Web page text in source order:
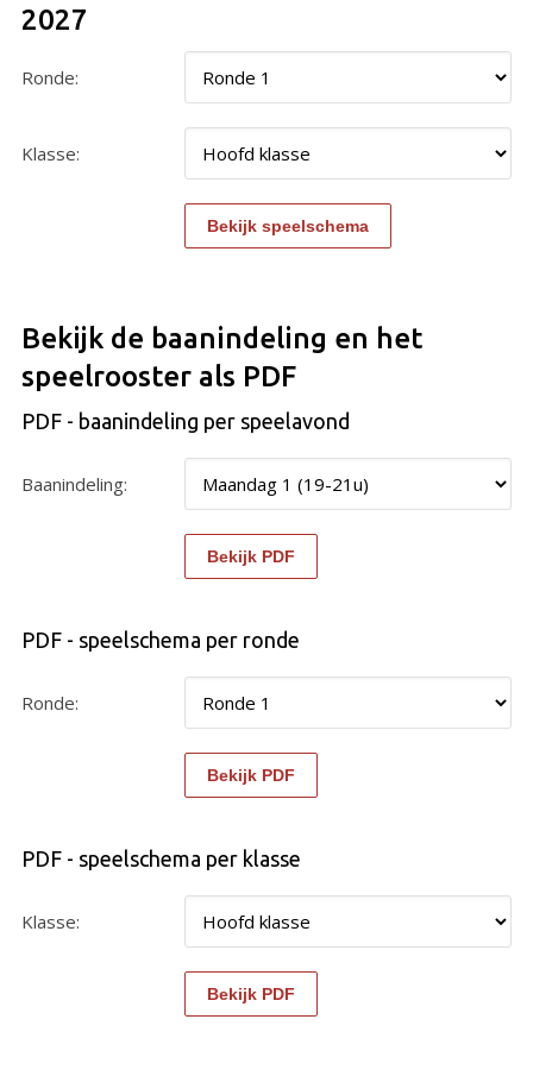
2027
Ronde:
Klasse:
Bekijk de baanindeling en het
speelrooster als PDF
PDF - baanindeling per speelavond
Baanindeling:
PDF - speelschema per ronde
Ronde:
PDF - speelschema per klasse
Klasse: